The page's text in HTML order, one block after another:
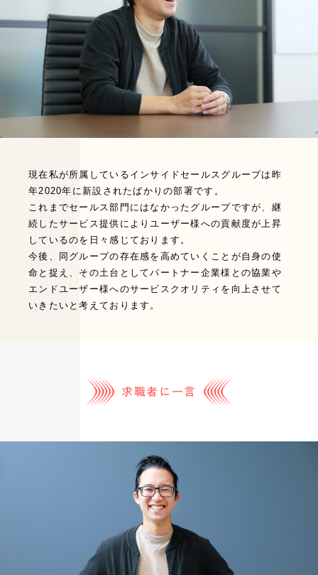
現在私が所属しているインサイドセールスグループは昨
年2020年に新設されたばかりの部署です。
これまでセールス部門にはなかったグループですが、継
続したサービス提供によりユーザー様への貢献度が上昇
しているのを日々感じております。
今後、同グループの存在感を高めていくことが自身の使
命と捉え、その土台としてパートナー企業様との協業や
エンドユーザー様へのサービスクオリティを向上させて
いきたいと考えております。
求職者に⼀⾔